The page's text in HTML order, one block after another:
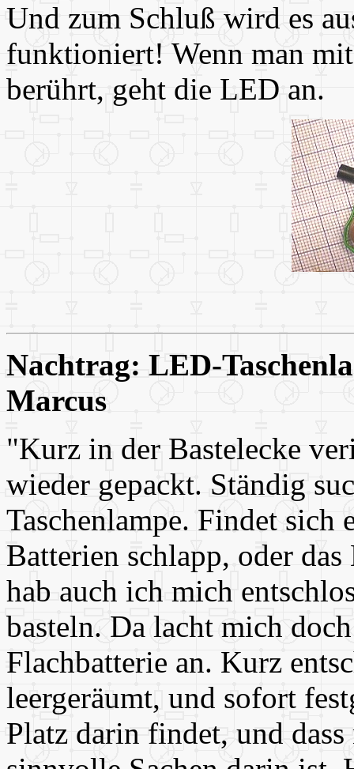
Und zum Schluß wird es
funktioniert! Wenn man
berührt, geht die LED an.
Nachtrag: LED-
Marcus
"Kurz in der Bastelecke
wieder gepackt. Ständig
Taschenlampe. Findet sich
Batterien schlapp, oder
hab auch ich mich
basteln. Da lacht mich
Flachbatterie an. Kurz
leergeräumt, und sofort
Platz darin findet, und